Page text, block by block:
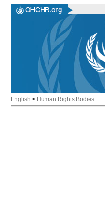
English > Human Rights Bodies